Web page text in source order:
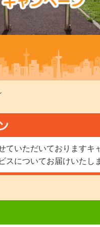
ていただいておりますキ
スについてお届けいたし